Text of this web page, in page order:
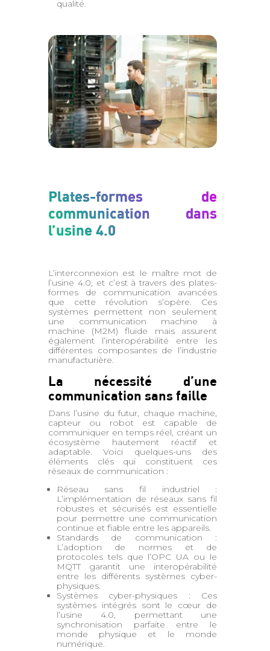
qualité.
Plates-formes de
communication dans
l’usine 4.0
L’interconnexion est le maître mot de
l’usine 4.0, et c’est à travers des plates-
formes de communication avancées
que cette révolution s’opère. Ces
systèmes permettent non seulement
une communication machine à
machine (M2M) fluide mais assurent
également l’interopérabilité entre les
différentes composantes de l’industrie
manufacturière.
La nécessité d’une
communication sans faille
Dans l’usine du futur, chaque machine,
capteur ou robot est capable de
communiquer en temps réel, créant un
écosystème hautement réactif et
adaptable. Voici quelques-uns des
éléments clés qui constituent ces
réseaux de communication :
Réseau sans fil industriel :
L’implémentation de réseaux sans fil
robustes et sécurisés est essentielle
pour permettre une communication
continue et fiable entre les appareils.
Standards de communication :
L’adoption de normes et de
protocoles tels que l’OPC UA ou le
MQTT garantit une interopérabilité
entre les différents systèmes cyber-
physiques.
Systèmes cyber-physiques : Ces
systèmes intégrés sont le cœur de
l’usine 4.0, permettant une
synchronisation parfaite entre le
monde physique et le monde
numérique.